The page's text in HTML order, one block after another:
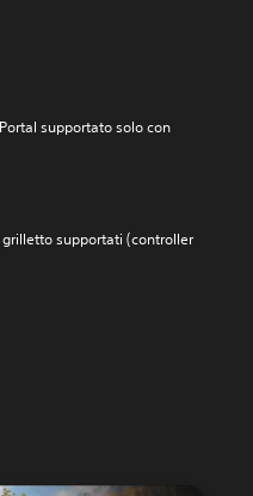
supportato solo con
supportati (controller